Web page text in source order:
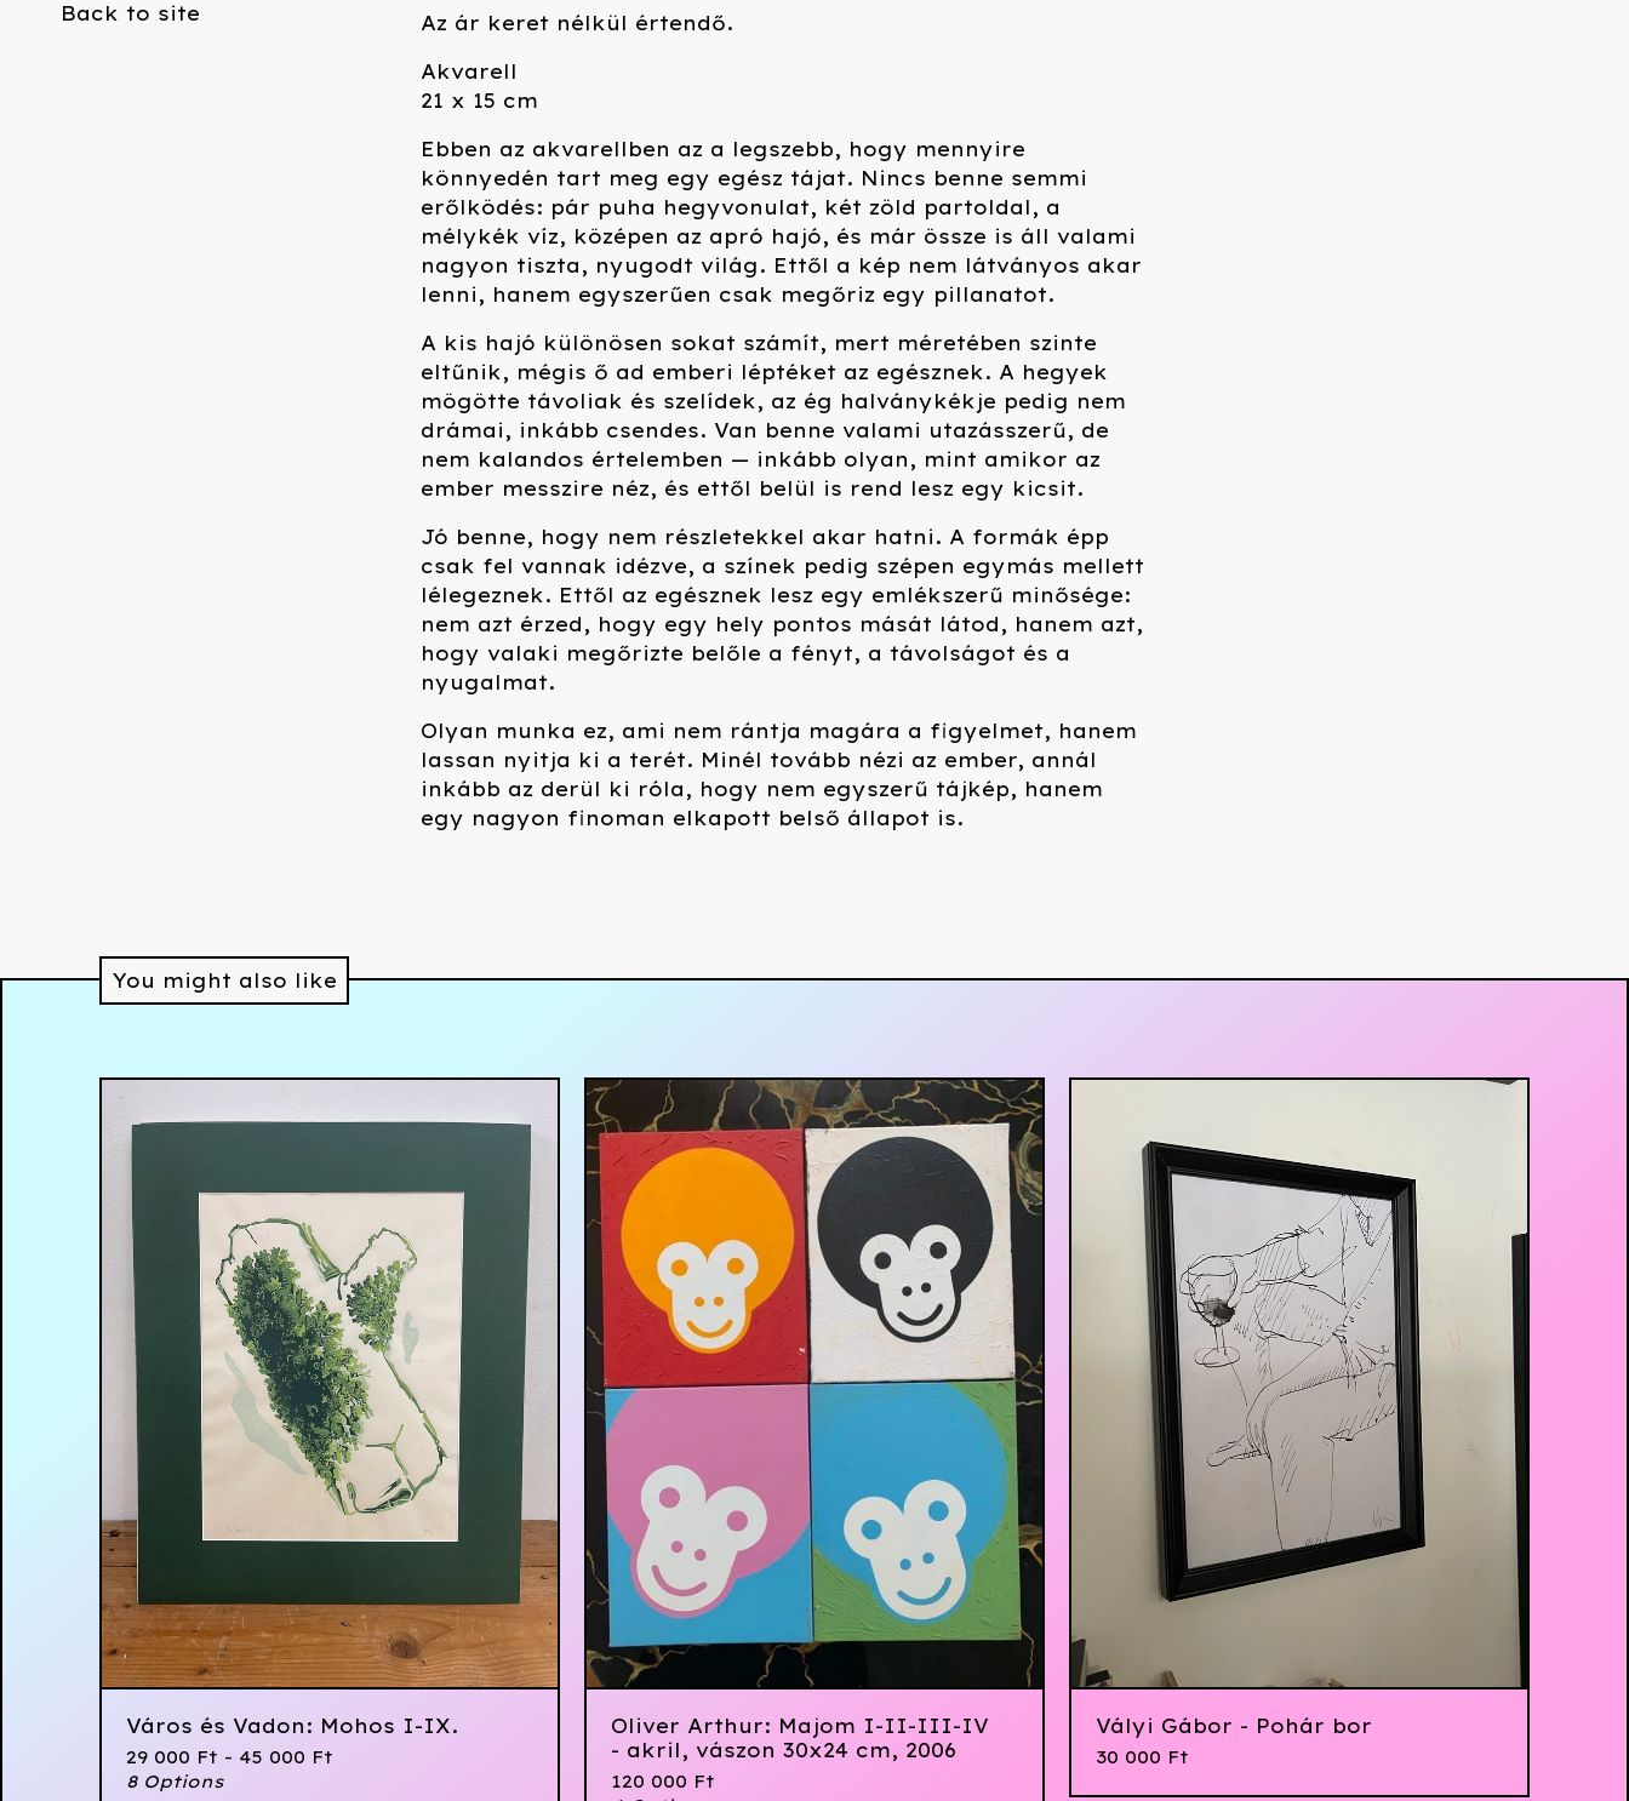
Back to site
Az ár keret nélkül értendő.
Akvarell
21 x 15 cm
Ebben az akvarellben az a legszebb, hogy mennyire
könnyedén tart meg egy egész tájat. Nincs benne semmi
erőlködés: pár puha hegyvonulat, két zöld partoldal, a
mélykék víz, középen az apró hajó, és már össze is áll valami
nagyon tiszta, nyugodt világ. Ettől a kép nem látványos akar
lenni, hanem egyszerűen csak megőriz egy pillanatot.
A kis hajó különösen sokat számít, mert méretében szinte
eltűnik, mégis ő ad emberi léptéket az egésznek. A hegyek
mögötte távoliak és szelídek, az ég halványkékje pedig nem
drámai, inkább csendes. Van benne valami utazásszerű, de
nem kalandos értelemben — inkább olyan, mint amikor az
ember messzire néz, és ettől belül is rend lesz egy kicsit.
Jó benne, hogy nem részletekkel akar hatni. A formák épp
csak fel vannak idézve, a színek pedig szépen egymás mellett
lélegeznek. Ettől az egésznek lesz egy emlékszerű minősége:
nem azt érzed, hogy egy hely pontos mását látod, hanem azt,
hogy valaki megőrizte belőle a fényt, a távolságot és a
nyugalmat.
Olyan munka ez, ami nem rántja magára a figyelmet, hanem
lassan nyitja ki a terét. Minél tovább nézi az ember, annál
inkább az derül ki róla, hogy nem egyszerű tájkép, hanem
egy nagyon finoman elkapott belső állapot is.
You might also like
Város és Vadon: Mohos I-IX.
29 000 Ft - 45 000 Ft
8 Options
Oliver Arthur: Majom I-II-III-IV
- akril, vászon 30x24 cm, 2006
120 000 Ft
Vályi Gábor - Pohár bor
30 000 Ft